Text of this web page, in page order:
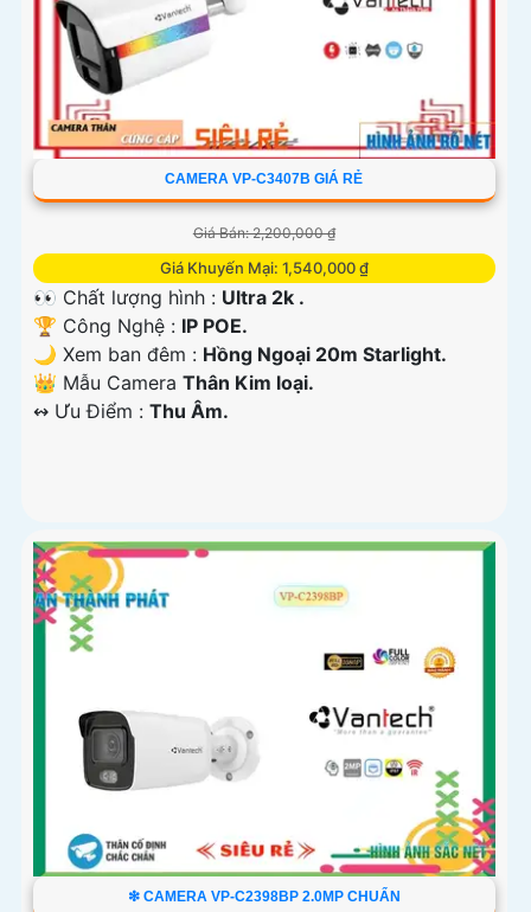
CAMERA VP-C3407B GIÁ RẺ
Giá Bán: 2,200,000 ₫
Giá Khuyến Mại: 1,540,000 ₫
👀 Chất lượng hình : Ultra 2k .
🏆 Công Nghệ : IP POE.
🌙 Xem ban đêm : Hồng Ngoại 20m Starlight.
👑 Mẫu Camera Thân Kim loại.
️↭ Ưu Điểm : Thu Âm.
❇ CAMERA VP-C2398BP 2.0MP CHUẨN